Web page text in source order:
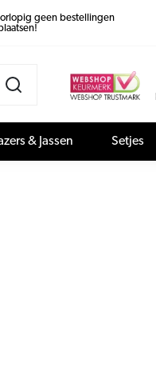
geen bestellingen
& Jassen Setjes